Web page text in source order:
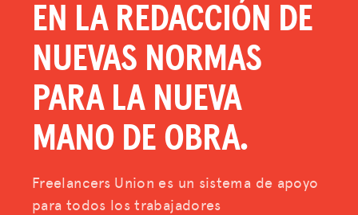
EN LA REDACCIÓN DE
NUEVAS NORMAS
PARA LA NUEVA
MANO DE OBRA.
Freelancers Union es un sistema de apoyo
para todos los trabajadores